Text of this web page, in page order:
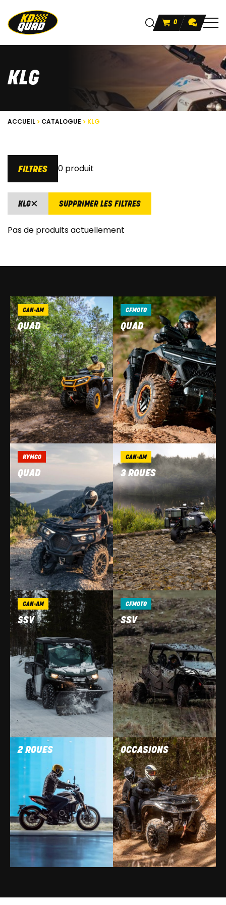
0
KLG
ACCUEIL CATALOGUE KLG
FILTRES 0 produit
KLG SUPPRIMER LES FILTRES
Pas de produits actuellement
CAN-AM
QUAD
CFMOTO
QUAD
KYMCO
QUAD
CAN-AM
3 ROUES
CAN-AM
SSV
CFMOTO
SSV
2 ROUES OCCASIONS